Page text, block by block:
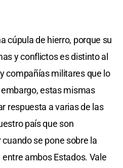
cúpula de hierro, porque su
y conflictos es distinto al
compañías militares que lo
estas mismas
respuesta a varias de las
país que son
se pone sobre la
ambos Estados. Vale